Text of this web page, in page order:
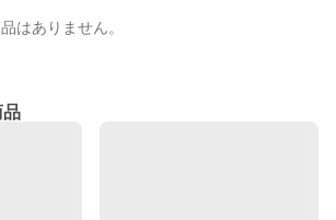
はありません。
品